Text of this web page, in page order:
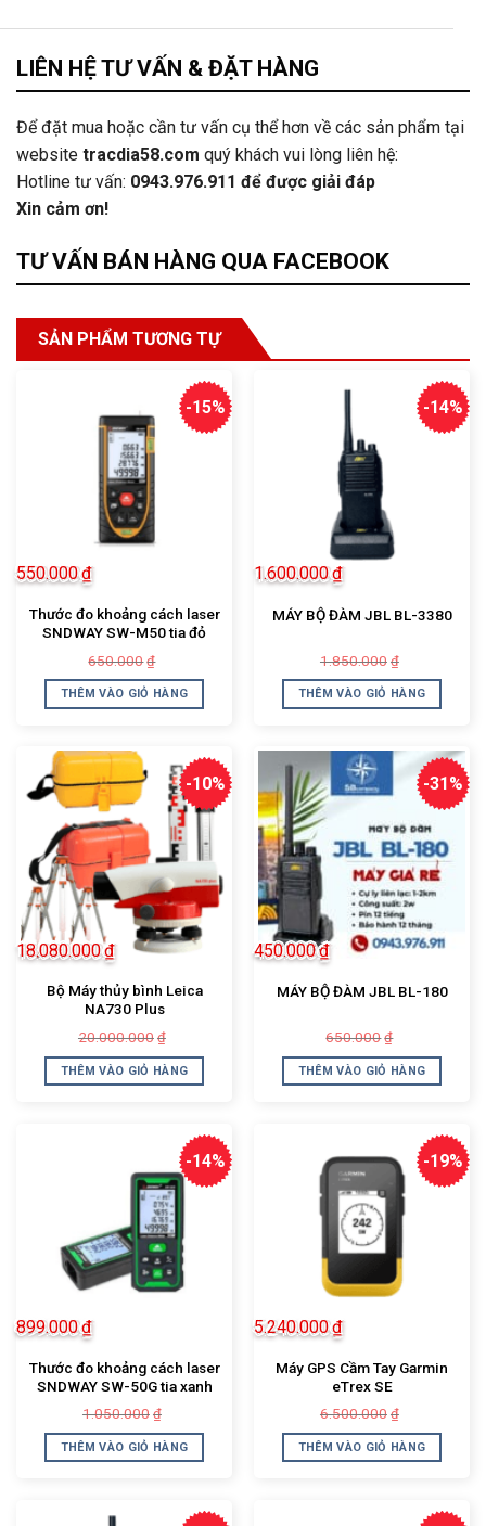
LIÊN HỆ TƯ VẤN & ĐẶT HÀNG
Để đặt mua hoặc cần tư vấn cụ thể hơn về các sản phẩm tại
website tracdia58.com quý khách vui lòng liên hệ:
Hotline tư vấn: 0943.976.911 để được giải đáp
Xin cảm ơn!
TƯ VẤN BÁN HÀNG QUA FACEBOOK
SẢN PHẨM TƯƠNG TỰ
-15%
Thước đo khoảng cách laser
SNDWAY SW-M50 tia đỏ
650.000 ₫
là:
650.000₫.
550.000₫
tại
là:
550.000₫.
THÊM VÀO GIỎ HÀNG
-14%
MÁY BỘ ĐÀM JBL BL-3380
1.850.000 ₫
là:
1.850.000₫.
1.600.000₫
tại
là:
1.600.000₫.
THÊM VÀO GIỎ HÀNG
-10%
Bộ Máy thủy bình Leica
NA730 Plus
20.000.000 ₫
là:
20.000.000₫.
18.080.000₫
tại
là:
THÊM VÀO GIỎ HÀNG
-31%
MÁY BỘ ĐÀM JBL BL-180
650.000 ₫
là:
650.000₫.
450.000₫
tại
là:
THÊM VÀO GIỎ HÀNG
-14%
Thước đo khoảng cách laser
SNDWAY SW-50G tia xanh
1.050.000 ₫
là:
1.050.000₫.
899.000₫
tại
là:
THÊM VÀO GIỎ HÀNG
-19%
Máy GPS Cầm Tay Garmin
eTrex SE
6.500.000 ₫
là:
6.500.000₫.
5.240.000₫
tại
là:
THÊM VÀO GIỎ HÀNG